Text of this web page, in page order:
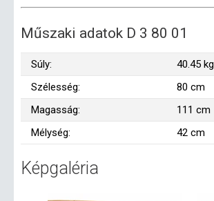
Műszaki adatok D 3 80 01
Súly:
40.45 kg
Szélesség:
80 cm
Magasság:
111 cm
Mélység:
42 cm
Képgaléria